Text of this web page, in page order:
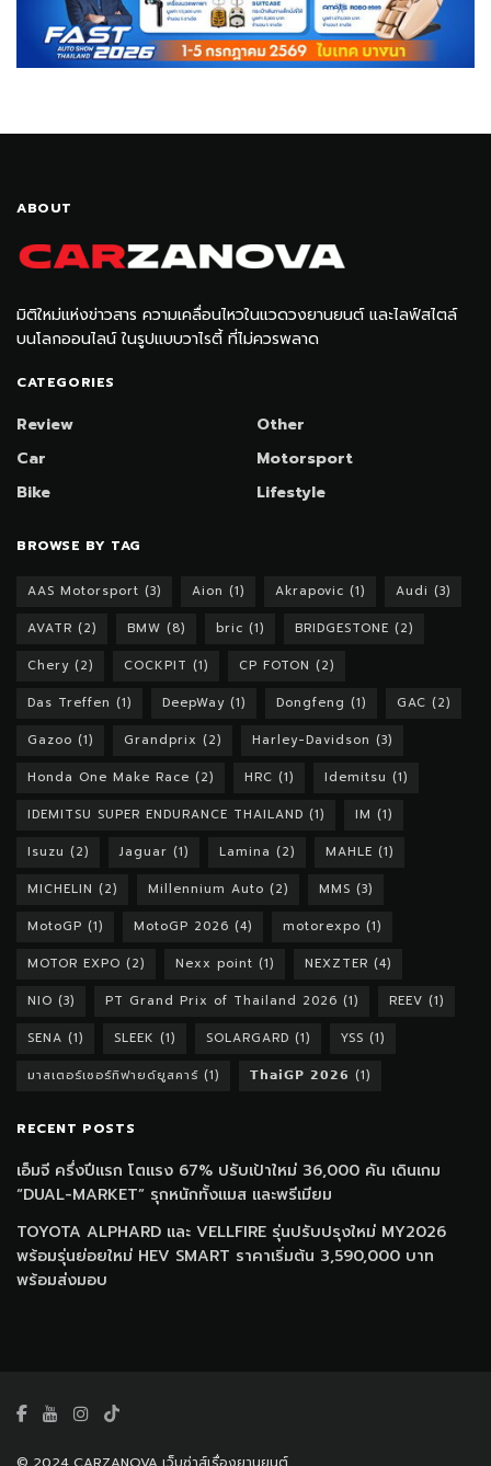
ABOUT
มิติใหม่แห่งข่าวสาร ความเคลื่อนไหวในแวดวงยานยนต์ และไลฟ์สไตล์
บนโลกออนไลน์ ในรูปแบบวาไรตี้ ที่ไม่ควรพลาด
CATEGORIES
Review
Car
Bike
Other
Motorsport
Lifestyle
BROWSE BY TAG
AAS Motorsport (3) Aion (1) Akrapovic (1) Audi (3)
AVATR (2) BMW (8) bric (1) BRIDGESTONE (2)
Chery (2) COCKPIT (1) CP FOTON (2)
Das Treffen (1) DeepWay (1) Dongfeng (1) GAC (2)
Gazoo (1) Grandprix (2) Harley-Davidson (3)
Honda One Make Race (2) HRC (1) Idemitsu (1)
IDEMITSU SUPER ENDURANCE THAILAND (1) IM (1)
Isuzu (2) Jaguar (1) Lamina (2) MAHLE (1)
MICHELIN (2) Millennium Auto (2) MMS (3)
MotoGP (1) MotoGP 2026 (4) motorexpo (1)
MOTOR EXPO (2) Nexx point (1) NEXZTER (4)
NIO (3) PT Grand Prix of Thailand 2026 (1) REEV (1)
SENA (1) SLEEK (1) SOLARGARD (1) YSS (1)
มาสเตอร์เซอร์ทิฟายด์ยูสคาร์ (1) 𝗧𝗵𝗮𝗶𝗚𝗣 𝟮𝟬𝟮𝟲 (1)
RECENT POSTS
เอ็มจี ครึ่งปีแรก โตแรง 67% ปรับเป้าใหม่ 36,000 คัน เดินเกม
“DUAL-MARKET” รุกหนักทั้งแมส และพรีเมียม
TOYOTA ALPHARD และ VELLFIRE รุ่นปรับปรุงใหม่ MY2026
พร้อมรุ่นย่อยใหม่ HEV SMART ราคาเริ่มต้น 3,590,000 บาท
พร้อมส่งมอบ